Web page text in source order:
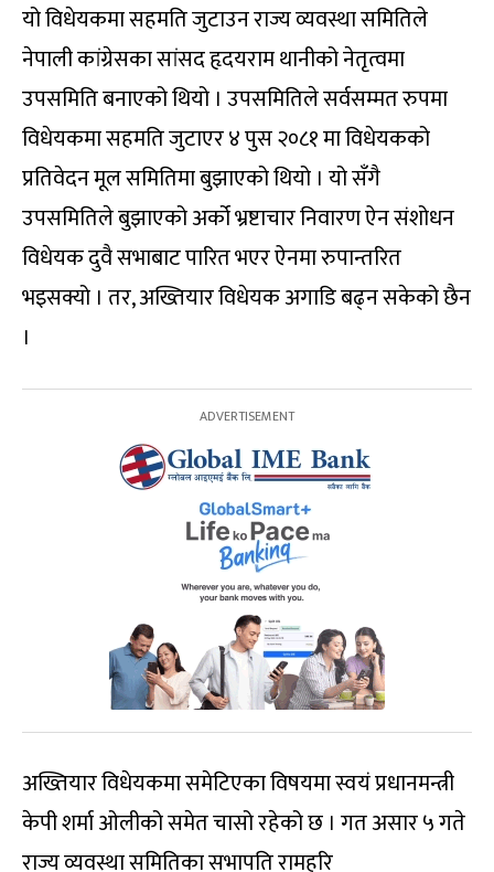
यो विधेयकमा सहमति जुटाउन राज्य व्यवस्था समितिले
नेपाली कांग्रेसका सांसद हृदयराम थानीको नेतृत्वमा
उपसमिति बनाएको थियो । उपसमितिले सर्वसम्मत रुपमा
विधेयकमा सहमति जुटाएर ४ पुस २०८१ मा विधेयकको
प्रतिवेदन मूल समितिमा बुझाएको थियो । यो सँगै
उपसमितिले बुझाएको अर्को भ्रष्टाचार निवारण ऐन संशोधन
विधेयक दुवै सभाबाट पारित भएर ऐनमा रुपान्तरित
भइसक्यो । तर, अख्तियार विधेयक अगाडि बढ्न सकेको छैन
।
अख्तियार विधेयकमा समेटिएका विषयमा स्वयं प्रधानमन्त्री
केपी शर्मा ओलीको समेत चासो रहेको छ । गत असार ५ गते
राज्य व्यवस्था समितिका सभापति रामहरि